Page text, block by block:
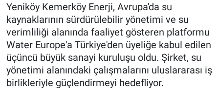
Yeniköy Kemerköy Enerji, Avrupa'da su
kaynaklarının sürdürülebilir yönetimi ve su
verimliliği alanında faaliyet gösteren platformu
Water Europe'a Türkiye'den üyeliğe kabul edilen
üçüncü büyük sanayi kuruluşu oldu. Şirket, su
yönetimi alanındaki çalışmalarını uluslararası iş
birlikleriyle güçlendirmeyi hedefliyor.
Son Dakika Haberleri
Haber Arşivi